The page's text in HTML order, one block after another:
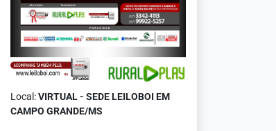
Local:VIRTUAL - SEDE LEILOBOI EM
CAMPO GRANDE/MS